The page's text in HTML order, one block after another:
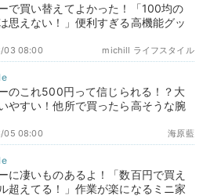
で買い替えてよかった！「100均の
思えない！」便利すぎる高機能グッ
michill ライフスタイル
03 08:00
のこれ500円って信じられる！？大
やすい！他所で買ったら高そうな腕
海原藍
05 08:00
に凄いものあるよ！「数百円で買え
超えてる！」作業が楽になるミニ家